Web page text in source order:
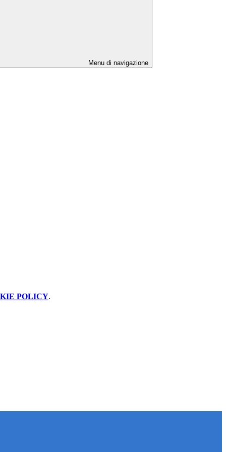
Menu di navigazione
POLICY.